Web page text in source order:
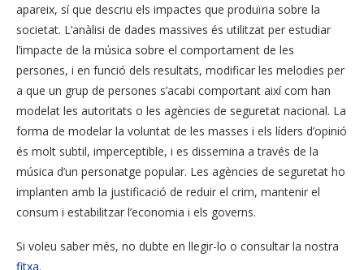
apareix, sí que descriu els impactes que produïria sobre la
societat. L’anàlisi de dades massives és utilitzat per estudiar
l’impacte de la música sobre el comportament de les
persones, i en funció dels resultats, modificar les melodies per
a que un grup de persones s’acabi comportant així com han
modelat les autoritats o les agències de seguretat nacional. La
forma de modelar la voluntat de les masses i els líders d’opinió
és molt subtil, imperceptible, i es dissemina a través de la
música d’un personatge popular. Les agències de seguretat ho
implanten amb la justificació de reduir el crim, mantenir el
consum i estabilitzar l’economia i els governs.
Si voleu saber més, no dubte en llegir-lo o consultar la nostra
fitxa.